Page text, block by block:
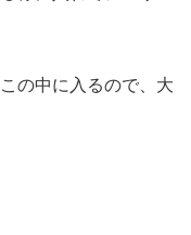
の中に入るので、大